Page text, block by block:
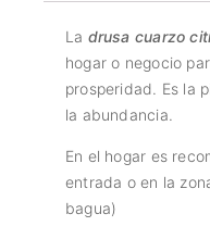
La drusa cuarzo
hogar o negocio
prosperidad. Es la
la abundancia.
En el hogar es
entrada o en la
bagua)